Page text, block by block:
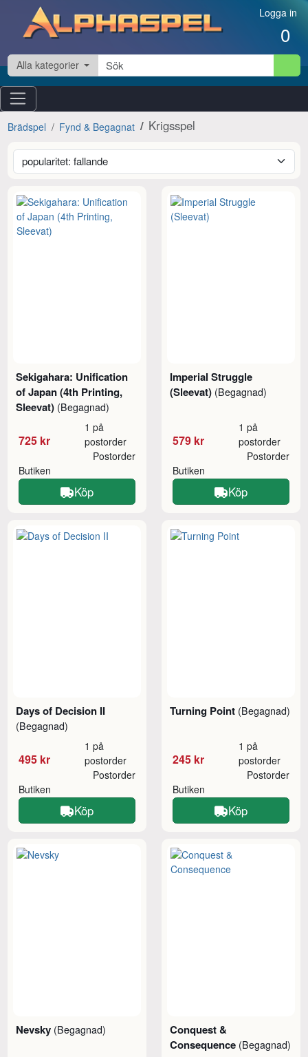
Hoppa till innehåll Logga in
0
Alla kategorier
Brädspel Fynd & Begagnat Krigsspel
Sekigahara: Unification
of Japan (4th Printing,
Sleevat) (Begagnad)
725 kr
1 på
postorder
Butiken
Postorder
Köp
Imperial Struggle
(Sleevat) (Begagnad)
579 kr
1 på
postorder
Butiken
Postorder
Köp
Days of Decision II
(Begagnad)
495 kr
1 på
postorder
Butiken
Postorder
Köp
Turning Point (Begagnad)
245 kr
1 på
postorder
Butiken
Postorder
Köp
Nevsky (Begagnad)
Conquest &
Consequence (Begagnad)